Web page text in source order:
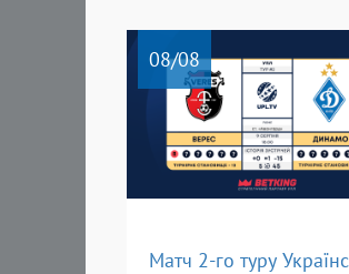
08/08
Матч 2-го туру